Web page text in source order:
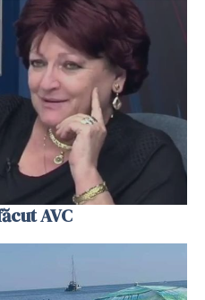
AVC